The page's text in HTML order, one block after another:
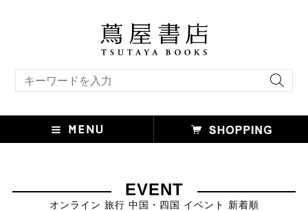
EVENT
オンライン 旅行 中国・四国 イベント 新着順